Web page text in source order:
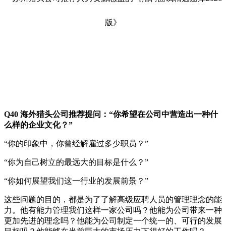
Q40 海外猎头公司推荐提问： “你希望在公司中营造出一种什
么样的企业文化？”
“你的印象中，你曾经解雇过多少职员？”
“你为自己树立的最远大的目标是什么？”
“你如何展望我们这一行业的发展前景？”
这些问题的目的，都是为了了解高级应聘人员的管理理念的能
力。他有能力管理我们这样一家公司吗？他能为公司带来一种
更加先进的理念吗？他能为公司制定一个统一的、可行的发展